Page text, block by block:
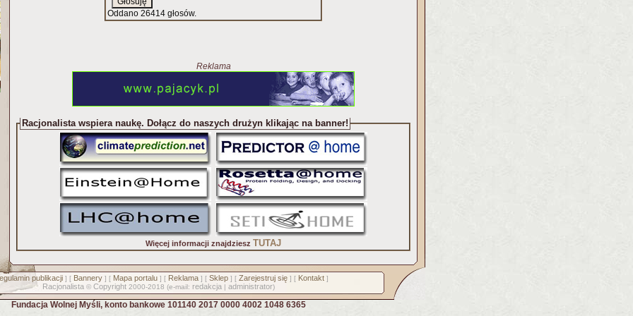
Oddano 26414 głosów.
Reklama
Racjonalista wspiera naukę. Dołącz do naszych drużyn klikając na banner!
Więcej informacji znajdziesz TUTAJ
publikacji] [ Bannery] [ Mapa portalu] [ Reklama] [ Sklep] [ Zarejestruj się] [ Kontakt]
Racjonalista © Copyright 2000-2018 (e-mail: redakcja | administrator)
Fundacja Wolnej Myśli, konto bankowe 101140 2017 0000 4002 1048 6365